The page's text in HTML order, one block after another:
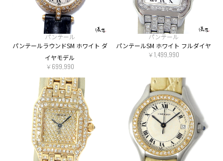
パンテール
パンテールラウンドSM ホワイト ダ
イヤモデル
￥699,990
パンテール
パンテールSM ホワイト フルダイヤ
￥1,499,990